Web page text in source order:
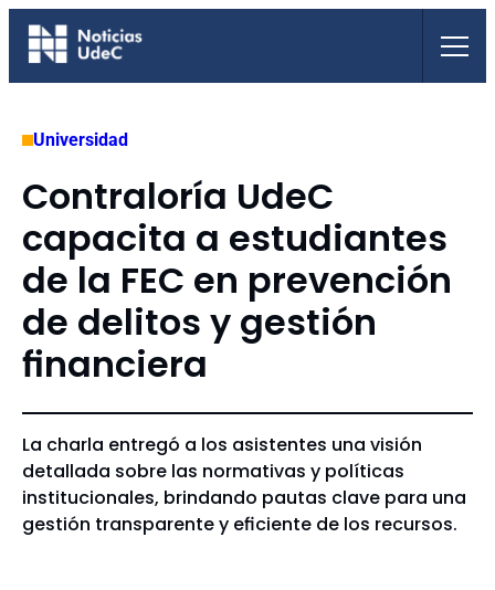
Saltar
Universidad
Contraloría UdeC
capacita a estudiantes
de la FEC en prevención
de delitos y gestión
financiera
La charla entregó a los asistentes una visión
detallada sobre las normativas y políticas
institucionales, brindando pautas clave para una
gestión transparente y eficiente de los recursos.